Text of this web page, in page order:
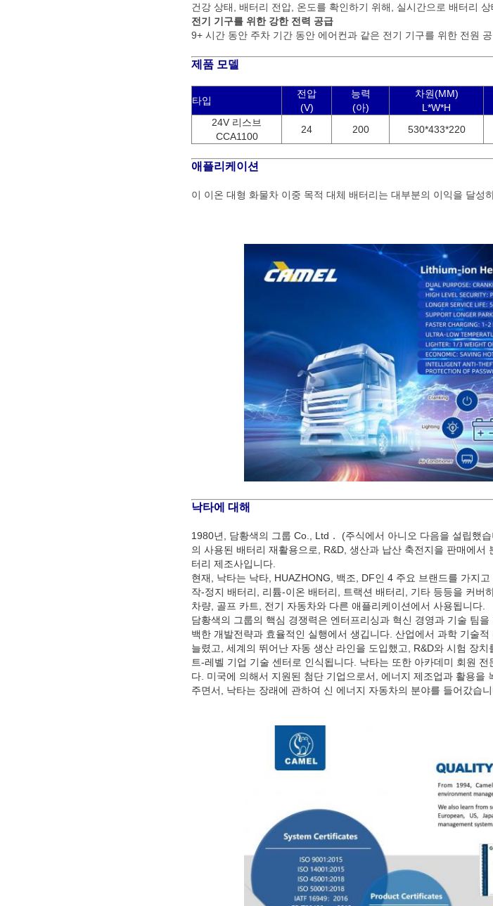
건강 상태, 배터리 전압, 온도를 확인하기 위해, 실시간으로 배터리 상
전기 기구를 위한 강한 전력 공급
9+ 시간 동안 주차 기간 동안 에어컨과 같은 전기 기구를 위한 전원
제품 모델
타입
전압
(V)
능력
(아)
차원(MM)
L*W*H
24V 리스브
CCA1100
24 200 530*433*220
애플리케이션
이 이온 대형 화물차 이중 목적 대체 배터리는 대부분의 이익을 달성
낙타에 대해
1980년, 담황색의 그룹 Co., Ltd． (주식에서 아니오 다음을 설립했
의 사용된 배터리 재활용으로, R&D, 생산과 납산 축전지을 판매에
터리 제조사입니다.
현재, 낙타는 낙타, HUAZHONG, 백조, DF인 4 주요 브랜드를 가지
작-정지 배터리, 리튬-이온 배터리, 트랙션 배터리, 기타 등등을 커버
차량, 골프 카트, 전기 자동차와 다른 애플리케이션에서 사용됩니다.
담황색의 그룹의 핵심 경쟁력은 엔터프리싱과 혁신 경영과 기술 팀
백한 개발전략과 효율적인 실행에서 생깁니다. 산업에서 과학 기술
늘렸고, 세계의 뛰어난 자동 생산 라인을 도입했고, R&D와 시험 장
트-레벨 기업 기술 센터로 인식됩니다. 낙타는 또한 아카데미 회원
다. 미국에 의해서 지원된 첨단 기업으로서, 에너지 제조업과 활용을
주면서, 낙타는 장래에 관하여 신 에너지 자동차의 분야를 들어갔습니